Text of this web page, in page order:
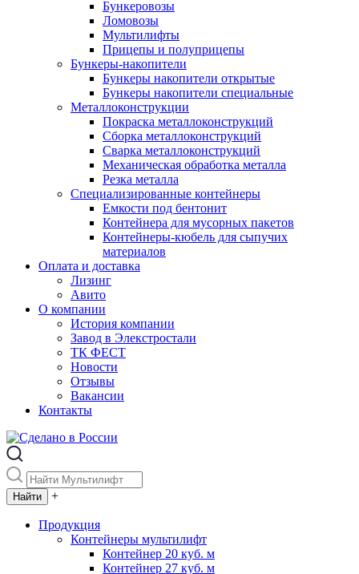
Бункеровозы
Ломовозы
Мультилифты
Прицепы и полуприцепы
Бункеры-накопители
Бункеры накопители открытые
Бункеры накопители специальные
Металлоконструкции
Покраска металлоконструкций
Сборка металлоконструкций
Сварка металлоконструкций
Механическая обработка металла
Резка металла
Специализированные контейнеры
Емкости под бентонит
Контейнера для мусорных пакетов
Контейнеры-кюбель для сыпучих
материалов
Оплата и доставка
Лизинг
Авито
О компании
История компании
Завод в Элекстростали
ТК ФЕСТ
Новости
Отзывы
Вакансии
Контакты
+
Продукция
Контейнеры мультилифт
Контейнер 20 куб. м
Контейнер 27 куб. м